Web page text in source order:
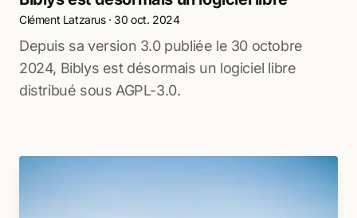
Clément Latzarus· 30 oct. 2024
Depuis sa version 3.0 publiée le 30 octobre
2024, Biblys est désormais un logiciel libre
distribué sous AGPL-3.0.